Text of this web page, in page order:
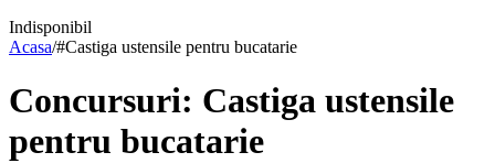
Indisponibil
Acasa/#Castiga ustensile pentru bucatarie
Concursuri: Castiga ustensile
pentru bucatarie